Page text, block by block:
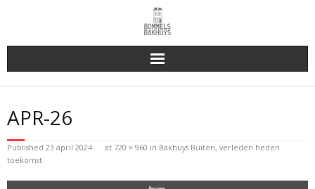
Bakhuys Buiten, verleden heden toekomst
Reserveren & Bestellen
Bommels Buiten
APR-26
Published 23 april 2024 at 720 × 960 in Bakhuys Buiten, verleden heden
toekomst